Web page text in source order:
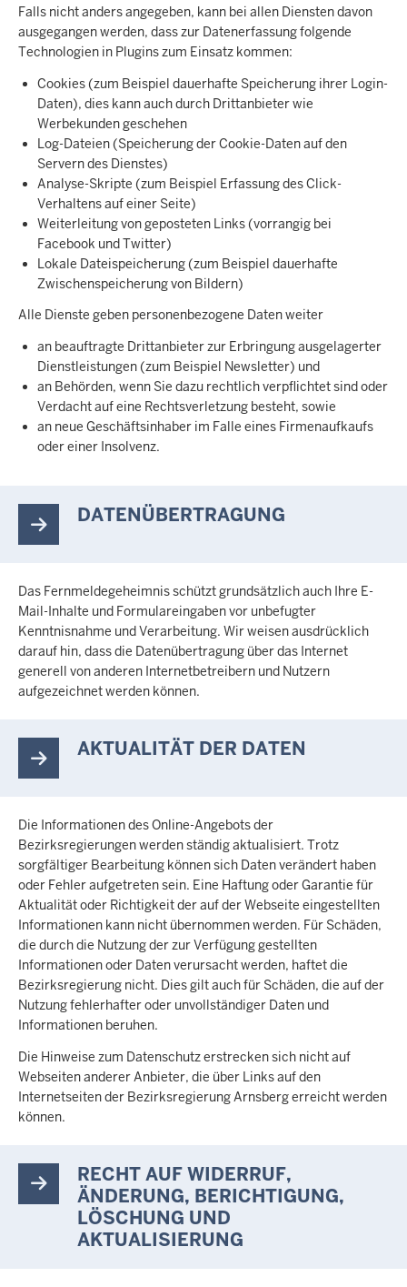
Falls nicht anders angegeben, kann bei allen Diensten davon
ausgegangen werden, dass zur Datenerfassung folgende
Technologien in Plugins zum Einsatz kommen:
Cookies (zum Beispiel dauerhafte Speicherung ihrer Login-
Daten), dies kann auch durch Drittanbieter wie
Werbekunden geschehen
Log-Dateien (Speicherung der Cookie-Daten auf den
Servern des Dienstes)
Analyse-Skripte (zum Beispiel Erfassung des Click-
Verhaltens auf einer Seite)
Weiterleitung von geposteten Links (vorrangig bei
Facebook und Twitter)
Lokale Dateispeicherung (zum Beispiel dauerhafte
Zwischenspeicherung von Bildern)
Alle Dienste geben personenbezogene Daten weiter
an beauftragte Drittanbieter zur Erbringung ausgelagerter
Dienstleistungen (zum Beispiel Newsletter) und
an Behörden, wenn Sie dazu rechtlich verpflichtet sind oder
Verdacht auf eine Rechtsverletzung besteht, sowie
an neue Geschäftsinhaber im Falle eines Firmenaufkaufs
oder einer Insolvenz.
DATENÜBERTRAGUNG
Das Fernmeldegeheimnis schützt grundsätzlich auch Ihre E-
Mail-Inhalte und Formulareingaben vor unbefugter
Kenntnisnahme und Verarbeitung. Wir weisen ausdrücklich
darauf hin, dass die Datenübertragung über das Internet
generell von anderen Internetbetreibern und Nutzern
aufgezeichnet werden können.
AKTUALITÄT DER DATEN
Die Informationen des Online-Angebots der
Bezirksregierungen werden ständig aktualisiert. Trotz
sorgfältiger Bearbeitung können sich Daten verändert haben
oder Fehler aufgetreten sein. Eine Haftung oder Garantie für
Aktualität oder Richtigkeit der auf der Webseite eingestellten
Informationen kann nicht übernommen werden. Für Schäden,
die durch die Nutzung der zur Verfügung gestellten
Informationen oder Daten verursacht werden, haftet die
Bezirksregierung nicht. Dies gilt auch für Schäden, die auf der
Nutzung fehlerhafter oder unvollständiger Daten und
Informationen beruhen.
Die Hinweise zum Datenschutz erstrecken sich nicht auf
Webseiten anderer Anbieter, die über Links auf den
Internetseiten der Bezirksregierung Arnsberg erreicht werden
können.
RECHT AUF WIDERRUF,
ÄNDERUNG, BERICHTIGUNG,
LÖSCHUNG UND
AKTUALISIERUNG